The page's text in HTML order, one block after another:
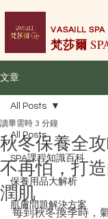
梵莎爾
VASAILL SPA
文章
All Posts
SPA課程知識百科
保養用品大解析
肌膚問題解決方案
All Posts
秋冬保養全
不再怕，打
潤肌
讀畢需時 3 分鐘
每到秋冬換季時，